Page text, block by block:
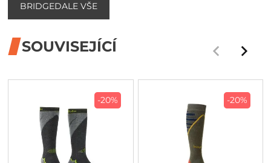
BRIDGEDALE VŠE
SOUVISEJÍCÍ
-20% -20%